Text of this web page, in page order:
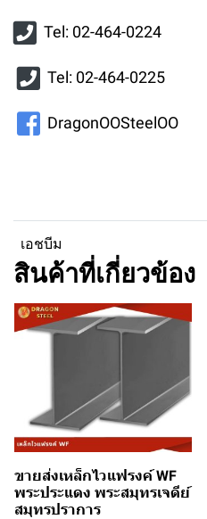
Tel: 02-464-0224
Tel: 02-464-0225
DragonOOSteelOO
เอชบีม
สินค้าที่เกี่ยวข้อง
ขายส่งเหล็กไวแฟรงค์ WF
พระประแดง พระสมุทรเจดีย์
สมุทรปราการ